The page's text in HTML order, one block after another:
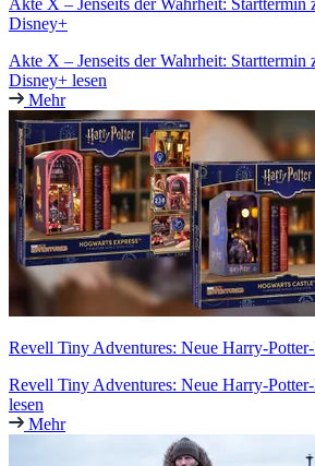
Akte X – Jenseits der Wahrheit:
Disney+
Akte X – Jenseits der Wahrheit:
Disney+ lesen
Mehr
Revell Tiny Adventures: Neue Harry-
Revell Tiny Adventures: Neue Harry-
lesen
Mehr